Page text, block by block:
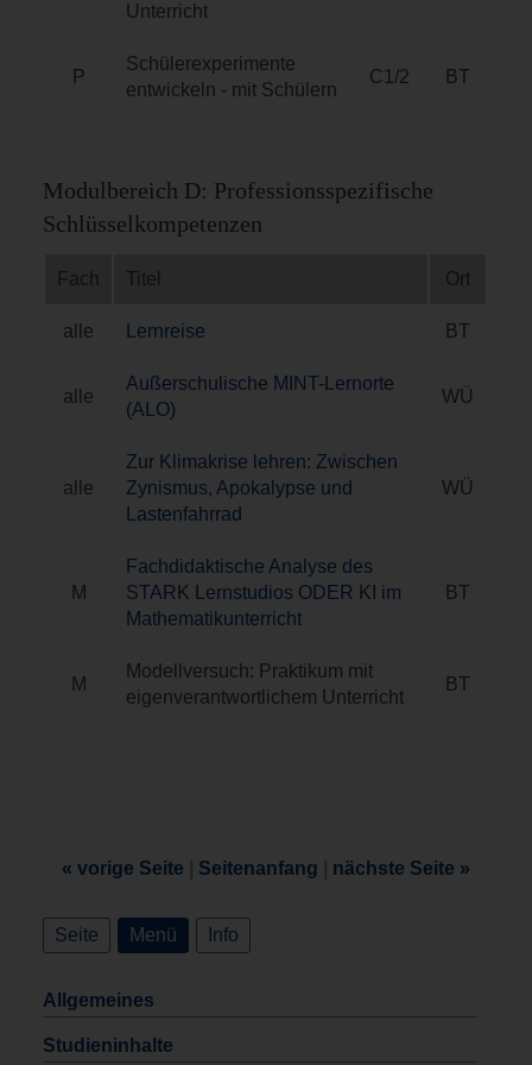
Unterricht
P
Schülerexperimente
entwickeln - mit Schülern
C1/2 BT
Modulbereich D: Professionsspezifische
Schlüsselkompetenzen
Fach Titel Ort
alle Lernreise BT
alle
Außerschulische MINT-Lernorte
(ALO)
WÜ
alle
Zur Klimakrise lehren: Zwischen
Zynismus, Apokalypse und
Lastenfahrrad
WÜ
M
Fachdidaktische Analyse des
STARK Lernstudios ODER KI im
Mathematikunterricht
BT
M
Modellversuch: Praktikum mit
eigenverantwortlichem Unterricht
BT
« vorige Seite Seitenanfang nächste Seite »
Seite Menü Info
Allgemeines
Studieninhalte